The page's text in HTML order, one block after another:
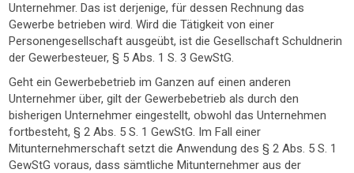
Unternehmer. Das ist derjenige, für dessen Rechnung das
Gewerbe betrieben wird. Wird die Tätigkeit von einer
Personengesellschaft ausgeübt, ist die Gesellschaft Schuldnerin
der Gewerbesteuer, § 5 Abs. 1 S. 3 GewStG.
Geht ein Gewerbebetrieb im Ganzen auf einen anderen
Unternehmer über, gilt der Gewerbebetrieb als durch den
bisherigen Unternehmer eingestellt, obwohl das Unternehmen
fortbesteht, § 2 Abs. 5 S. 1 GewStG. Im Fall einer
Mitunternehmerschaft setzt die Anwendung des § 2 Abs. 5 S. 1
GewStG voraus, dass sämtliche Mitunternehmer aus der